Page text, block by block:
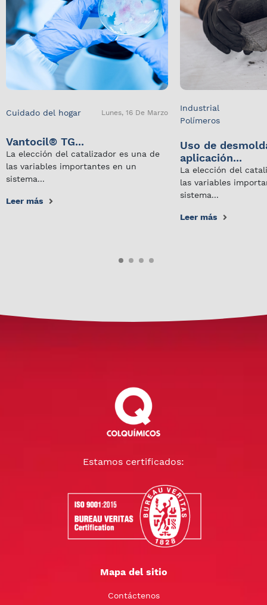
Cuidado del hogar Lunes, 16 De Marzo
Vantocil® TG...
La elección del catalizador es una de
las variables importantes en un
sistema...
Leer más
Industrial
Polímeros
Uso de
aplicación...
La elección del
las variables
sistema...
Leer más
Estamos certificados:
Mapa del sitio
Contáctenos